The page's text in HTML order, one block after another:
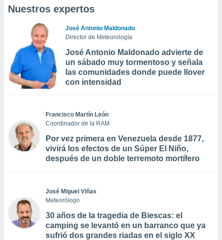
Nuestros expertos
José Antonio Maldonado
Director de Meteorología
José Antonio Maldonado advierte de
un sábado muy tormentoso y señala
las comunidades donde puede llover
con intensidad
Francisco Martín León
Coordinador de la RAM
Por vez primera en Venezuela desde 1877,
vivirá los efectos de un Súper El Niño,
después de un doble terremoto mortífero
José Miguel Viñas
Meteorólogo
30 años de la tragedia de Biescas: el
camping se levantó en un barranco que ya
sufrió dos grandes riadas en el siglo XX